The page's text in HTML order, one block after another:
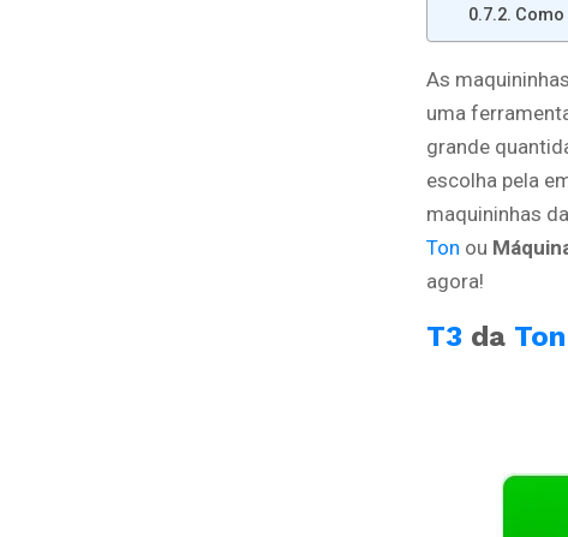
As
uma
grande
escolha pela
maquininhas
Ton ou
agora!
T3 da Ton